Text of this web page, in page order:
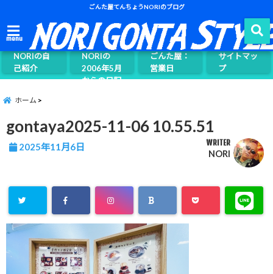
ごんた屋てんちょうNORIのブログ
menu
NORIの自
己紹介
ごんた屋て
んちょう
NORIの
2006年5月
からの日記
ごんた屋：
営業日
サイトマッ
プ
ホーム
gontaya2025-11-06 10.55.51
2025年11月6日 WRITER
NORI